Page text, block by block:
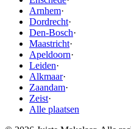
Arnhem·
Dordrecht·
Den-Bosch·
Maastricht·
Apeldoorn·
Leiden·
Alkmaar·
Zaandam·
Zeist·
Alle plaatsen